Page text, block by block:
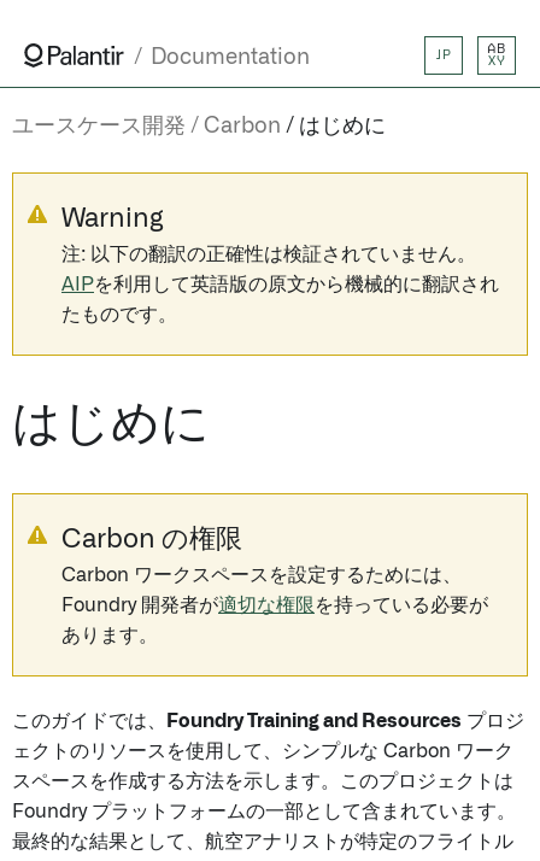
Documentation JP
AB
XY
ユースケース開発 Carbon はじめに
Warning
注: 以下の翻訳の正確性は検証されていません。
AIPを利用して英語版の原文から機械的に翻訳され
たものです。
はじめに
Carbon の権限
Carbon ワークスペースを設定するためには、
Foundry 開発者が適切な権限を持っている必要が
あります。
このガイドでは、 Foundry Training and Resources プロジ
ェクトのリソースを使用して、シンプルな Carbon ワーク
スペースを作成する方法を示します。このプロジェクトは
Foundry プラットフォームの一部として含まれています。
最終的な結果として、航空アナリストが特定のフライトル